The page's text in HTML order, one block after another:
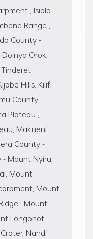
, Isiolo
Range ,
County -
Orok,
Hills, Kilifi
County -
Plateau ,
Makueni
County -
- Mount Nyiru,
Mount
Mount
, Mount
Longonot,
Nandi